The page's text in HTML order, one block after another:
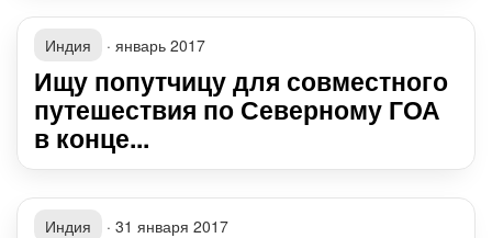
Индия · январь 2017
Ищу попутчицу для совместного
путешествия по Северному ГОА
в конце...
Индия · 31 января 2017